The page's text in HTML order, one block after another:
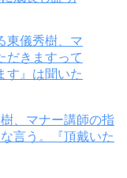
、マナー講師の指
言う。『頂戴いた